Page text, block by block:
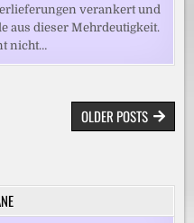
verankert und
aus dieser Mehrdeutigkeit.
nicht…
OLDER POSTS